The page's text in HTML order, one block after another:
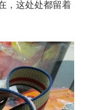
，这处处都留着